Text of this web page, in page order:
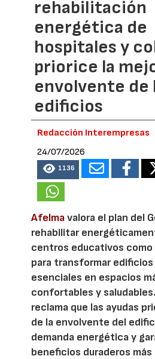
rehabilitación
energética de
hospitales y
priorice la
envolvente de
edificios
Redacción Interempresas
24/07/2026
1136
Afelmavalora el plan del
rehabilitar
centros educativos como
para transformar
esenciales en espacios
confortables y
reclama que las ayudas
de la envolvente del
demanda energética y
beneficios duraderos más